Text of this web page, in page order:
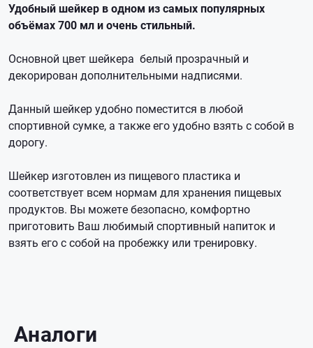
Удобный шейкер в одном из самых популярных
объёмах 700 мл и очень стильный.
Основной цвет шейкера белый прозрачный и
декорирован дополнительными надписями.
Данный шейкер удобно поместится в любой
спортивной сумке, а также его удобно взять с собой в
дорогу.
Шейкер изготовлен из пищевого пластика и
соответствует всем нормам для хранения пищевых
продуктов. Вы можете безопасно, комфортно
приготовить Ваш любимый спортивный напиток и
взять его с собой на пробежку или тренировку.
Аналоги